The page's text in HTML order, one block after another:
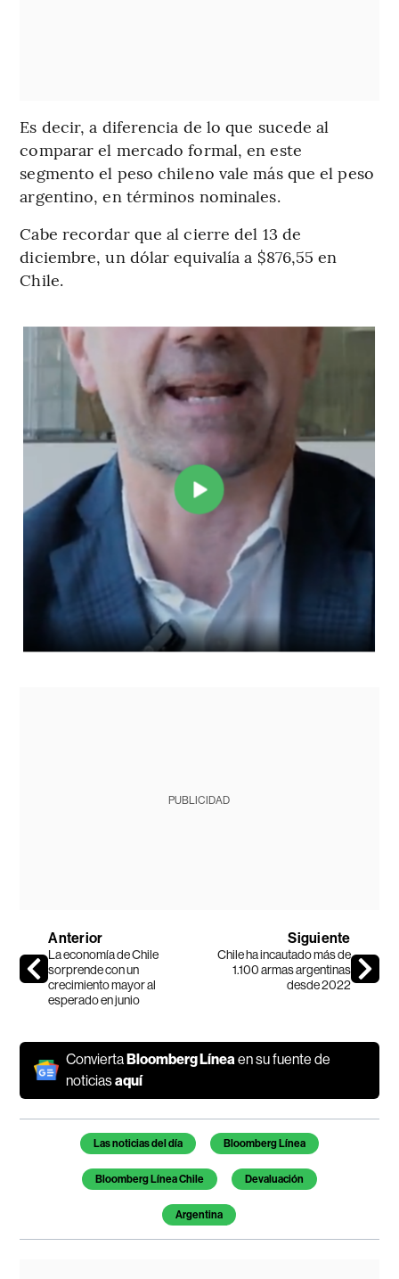
Es decir, a diferencia de lo que sucede al
comparar el mercado formal, en este
segmento el peso chileno vale más que el peso
argentino, en términos nominales.
Cabe recordar que al cierre del 13 de
diciembre, un dólar equivalía a $876,55 en
Chile.
PUBLICIDAD
Anterior
La economía de Chile
sorprende con un
crecimiento mayor al
esperado en junio
Siguiente
Chile ha incautado más de
1.100 armas argentinas
desde 2022
ConviertaBloomberg Línea en su fuente de
noticiasaquí
Temas de este artículo
Las noticias del día Bloomberg Línea
Bloomberg Línea Chile Devaluación
Argentina